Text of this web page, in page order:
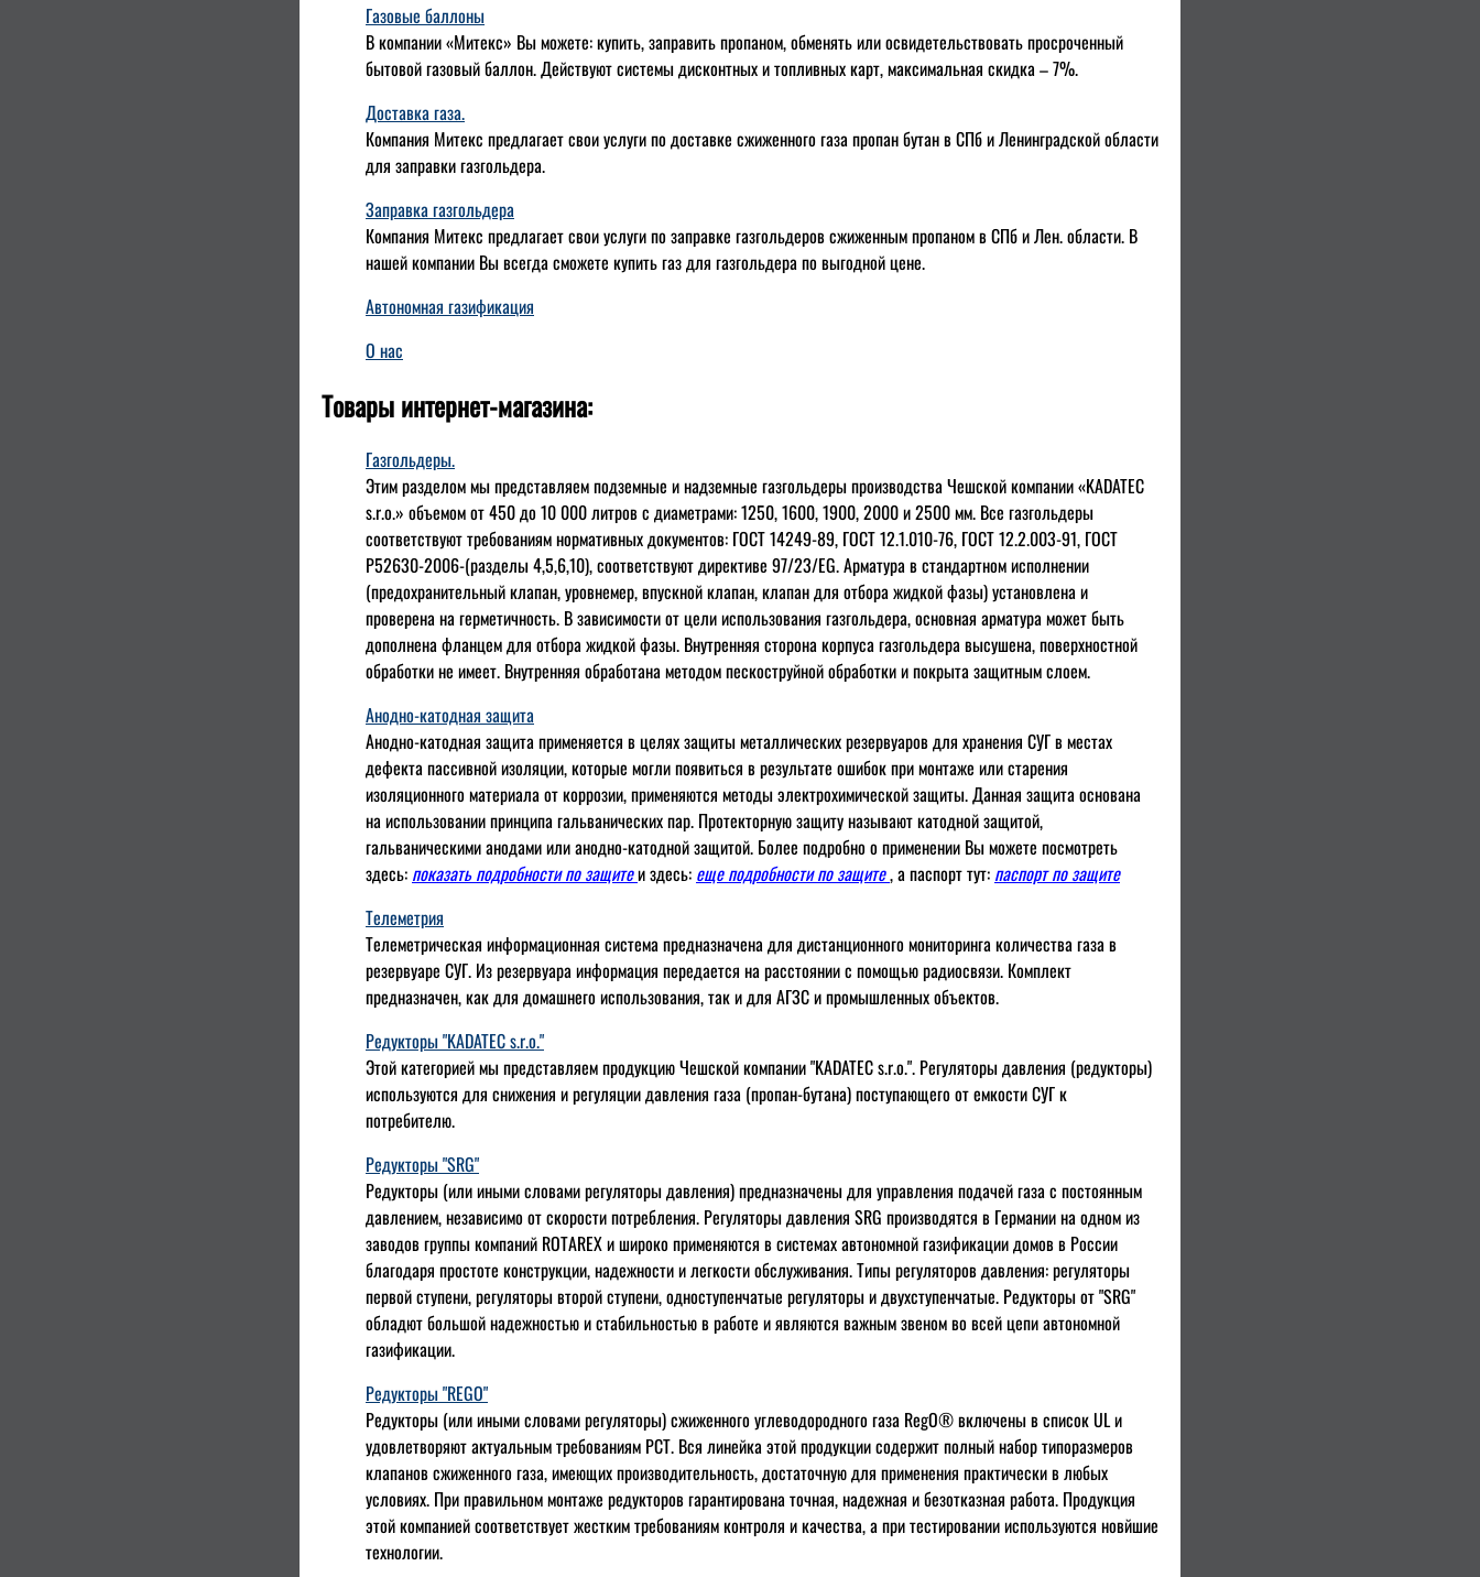
Газовые баллоны
В компании «Митекс» Вы можете: купить, заправить пропаном, обменять или освидетельствовать просроченный
бытовой газовый баллон. Действуют системы дисконтных и топливных карт, максимальная скидка – 7%.
Доставка газа.
Компания Митекс предлагает свои услуги по доставке сжиженного газа пропан бутан в СПб и Ленинградской области
для заправки газгольдера.
Заправка газгольдера
Компания Митекс предлагает свои услуги по заправке газгольдеров сжиженным пропаном в СПб и Лен. области. В
нашей компании Вы всегда сможете купить газ для газгольдера по выгодной цене.
Автономная газификация
О нас
Товары интернет-магазина:
Газгольдеры.
Этим разделом мы представляем подземные и надземные газгольдеры производства Чешской компании «KADATEC
s.r.o.» объемом от 450 до 10 000 литров с диаметрами: 1250, 1600, 1900, 2000 и 2500 мм. Все газгольдеры
соответствуют требованиям нормативных документов: ГОСТ 14249-89, ГОСТ 12.1.010-76, ГОСТ 12.2.003-91, ГОСТ
Р52630-2006-(разделы 4,5,6,10), соответствуют директиве 97/23/EG. Арматура в стандартном исполнении
(предохранительный клапан, уровнемер, впускной клапан, клапан для отбора жидкой фазы) установлена и
проверена на герметичность. В зависимости от цели использования газгольдера, основная арматура может быть
дополнена фланцем для отбора жидкой фазы. Внутренняя сторона корпуса газгольдера высушена, поверхностной
обработки не имеет. Внутренняя обработана методом пескоструйной обработки и покрыта защитным слоем.
Анодно-катодная защита
Анодно-катодная защита применяется в целях защиты металлических резервуаров для хранения СУГ в местах
дефекта пассивной изоляции, которые могли появиться в результате ошибок при монтаже или старения
изоляционного материала от коррозии, применяются методы электрохимической защиты. Данная защита основана
на использовании принципа гальванических пар. Протекторную защиту называют катодной защитой,
гальваническими анодами или анодно-катодной защитой. Более подробно о применении Вы можете посмотреть
здесь: показать подробности по защитеи здесь: еще подробности по защите, а паспорт тут: паспорт по защите
Телеметрия
Телеметрическая информационная система предназначена для дистанционного мониторинга количества газа в
резервуаре СУГ. Из резервуара информация передается на расстоянии с помощью радиосвязи. Комплект
предназначен, как для домашнего использования, так и для АГЗС и промышленных объектов.
Редукторы "KADATEC s.r.o."
Этой категорией мы представляем продукцию Чешской компании "KADATEC s.r.o.". Регуляторы давления (редукторы)
используются для снижения и регуляции давления газа (пропан-бутана) поступающего от емкости СУГ к
потребителю.
Редукторы "SRG"
Редукторы (или иными словами регуляторы давления) предназначены для управления подачей газа с постоянным
давлением, независимо от скорости потребления. Регуляторы давления SRG производятся в Германии на одном из
заводов группы компаний ROTAREX и широко применяются в системах автономной газификации домов в России
благодаря простоте конструкции, надежности и легкости обслуживания. Типы регуляторов давления: регуляторы
первой ступени, регуляторы второй ступени, одноступенчатые регуляторы и двухступенчатые. Редукторы от "SRG"
обладют большой надежностью и стабильностью в работе и являются важным звеном во всей цепи автономной
газификации.
Редукторы "REGO"
Редукторы (или иными словами регуляторы) сжиженного углеводородного газа RegO® включены в список UL и
удовлетворяют актуальным требованиям РСТ. Вся линейка этой продукции содержит полный набор типоразмеров
клапанов сжиженного газа, имеющих производительность, достаточную для применения практически в любых
условиях. При правильном монтаже редукторов гарантирована точная, надежная и безотказная работа. Продукция
этой компанией соответствует жестким требованиям контроля и качества, а при тестировании используются новйшие
технологии.